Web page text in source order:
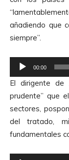
añadiendo que
siempre”.
e
p
r
o
d
u
c
00:00
El dirigente de
prudente” que
sectores,
del tratado,
fundamentales